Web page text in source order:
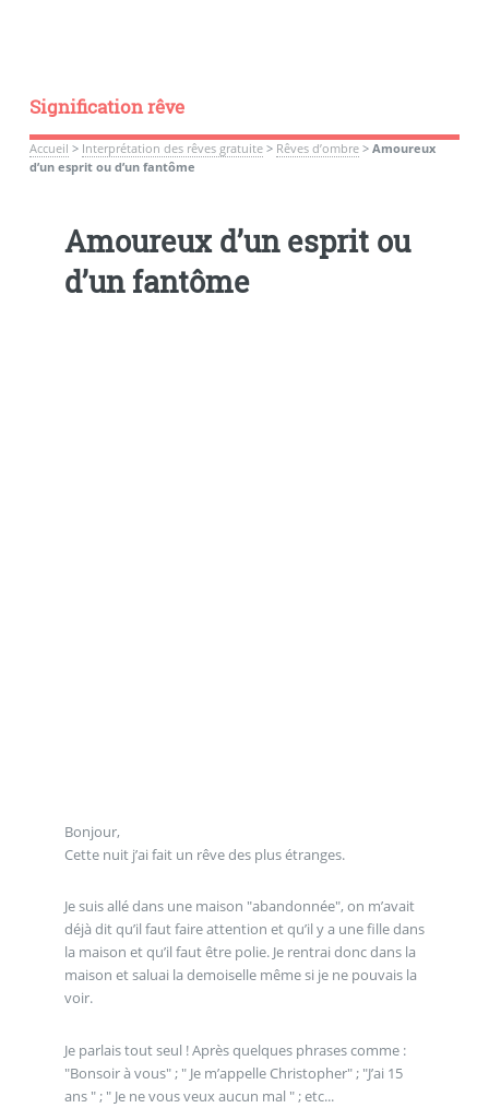
Signification rêve
Accueil > Interprétation des rêves gratuite> Rêves d’ombre> Amoureux
d’un esprit ou d’un fantôme
Amoureux d’un esprit ou
d’un fantôme
Bonjour,
Cette nuit j’ai fait un rêve des plus étranges.
Je suis allé dans une maison "abandonnée", on m’avait
déjà dit qu’il faut faire attention et qu’il y a une fille dans
la maison et qu’il faut être polie. Je rentrai donc dans la
maison et saluai la demoiselle même si je ne pouvais la
voir.
Je parlais tout seul ! Après quelques phrases comme :
"Bonsoir à vous" ; " Je m’appelle Christopher" ; "J’ai 15
ans " ; " Je ne vous veux aucun mal " ; etc...